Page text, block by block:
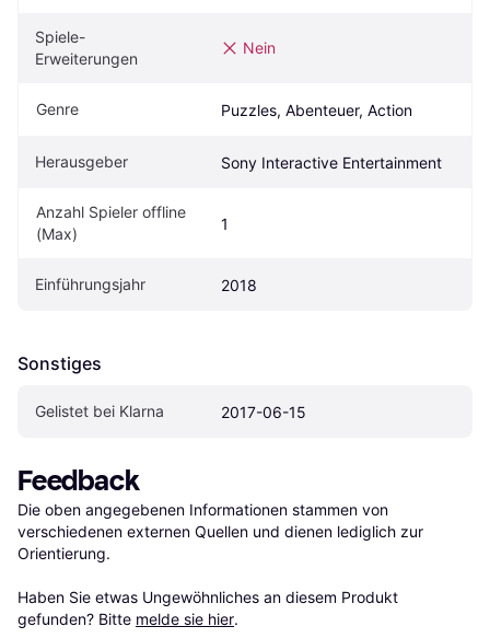
Spiele-
Erweiterungen
Nein
Genre Puzzles, Abenteuer, Action
Herausgeber Sony Interactive Entertainment
Anzahl Spieler offline
(Max)
1
Einführungsjahr 2018
Sonstiges
Gelistet bei Klarna 2017-06-15
Feedback
Die oben angegebenen Informationen stammen von
verschiedenen externen Quellen und dienen lediglich zur
Orientierung.
Haben Sie etwas Ungewöhnliches an diesem Produkt
gefunden? Bitte melde sie hier.